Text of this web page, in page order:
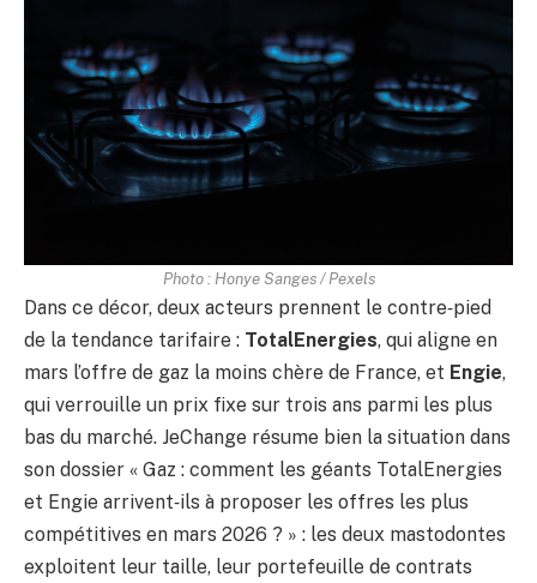
Photo : Honye Sanges / Pexels
Dans ce décor, deux acteurs prennent le contre‑pied
de la tendance tarifaire : TotalEnergies, qui aligne en
mars l’offre de gaz la moins chère de France, et Engie,
qui verrouille un prix fixe sur trois ans parmi les plus
bas du marché. JeChange résume bien la situation dans
son dossier « Gaz : comment les géants TotalEnergies
et Engie arrivent‑ils à proposer les offres les plus
compétitives en mars 2026 ? » : les deux mastodontes
exploitent leur taille, leur portefeuille de contrats